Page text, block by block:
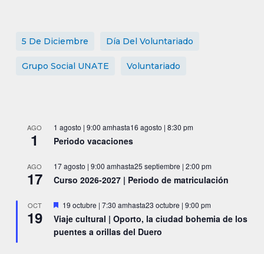
5 De Diciembre Día Del Voluntariado
Grupo Social UNATE Voluntariado
AGO
1
1 agosto | 9:00 amhasta16 agosto | 8:30 pm
Periodo vacaciones
AGO
17
17 agosto | 9:00 amhasta25 septiembre | 2:00 pm
Curso 2026-2027 | Periodo de matriculación
OCT
19
Destacado
19 octubre | 7:30 amhasta23 octubre | 9:00 pm
Viaje cultural | Oporto, la ciudad bohemia de los
puentes a orillas del Duero